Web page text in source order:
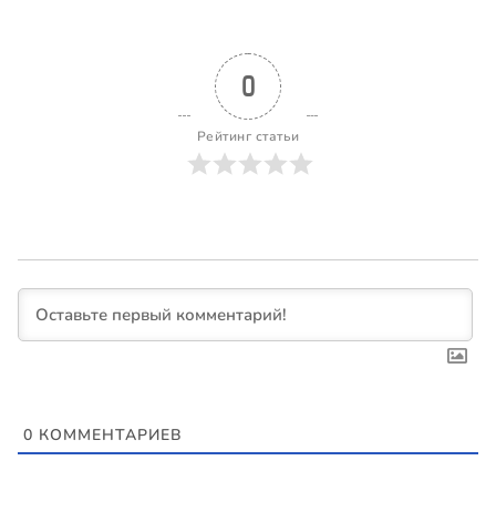
0
Рейтинг статьи
0 КОММЕНТАРИЕВ